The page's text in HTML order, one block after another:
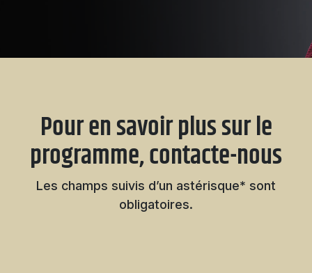
Pour en savoir plus sur le
programme, contacte-nous
Les champs suivis d’un astérisque* sont
obligatoires.